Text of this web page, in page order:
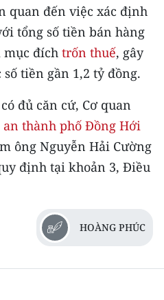
quan đến việc xác định
tổng số tiền bán hàng
mục đích trốn thuế, gây
tiền gần 1,2 tỷ đồng.
đủ căn cứ, Cơ quan
an thành phố Đồng Hới
ông Nguyễn Hải Cường
định tại khoản 3, Điều
HOÀNG PHÚC